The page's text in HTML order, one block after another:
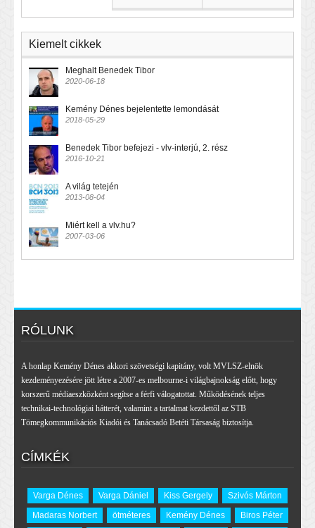
Kiemelt cikkek
Meghalt Benedek Tibor
2020-06-18
Kemény Dénes bejelentette lemondását
2018-05-29
Benedek Tibor befejezi - vlv-interjú, 2. rész
2016-10-21
A világ tetején
2013-08-04
Miért kell a vlv.hu?
2007-03-06
RÓLUNK
A honlap Kemény Dénes akkori szövetségi kapitány, volt MVLSZ-elnök
kezdeményezésére jött létre a 2007-es melbourne-i világbajnokság előtt, hogy
korszerű médiaeszközként segítse a férfi válogatottat. Működésének teljes
technikai-technológiai hátterét, valamint a tartalmat kezdettől az STB
Tömegkommunikációs Kiadói és Tanácsadó Betéti Társaság biztosítja.
CÍMKÉK
Varga Dénes Varga Dániel Kiss Gergely
Szivós Márton
Madaras Norbert
ötméteres Kemény Dénes Biros Péter